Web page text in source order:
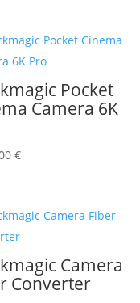
Pocket
Camera 6K
€
Camera
Converter